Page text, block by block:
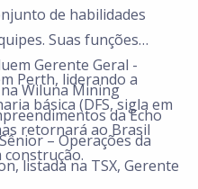
de habilidades
Suas funções
Gerente Geral -
Wiluna Mining
da Echo
– Operações da
listada na TSX, Gerente
Perth, liderando a
básica (DFS, sigla em
retornará ao Brasil